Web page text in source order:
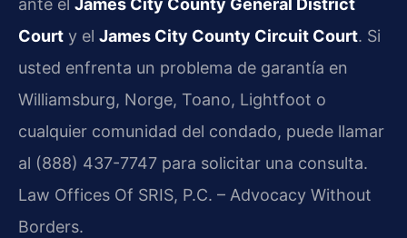
ante el James City County General District
Court y el James City County Circuit Court. Si
usted enfrenta un problema de garantía en
Williamsburg, Norge, Toano, Lightfoot o
cualquier comunidad del condado, puede llamar
al (888) 437-7747 para solicitar una consulta.
Law Offices Of SRIS, P.C. – Advocacy Without
Borders.